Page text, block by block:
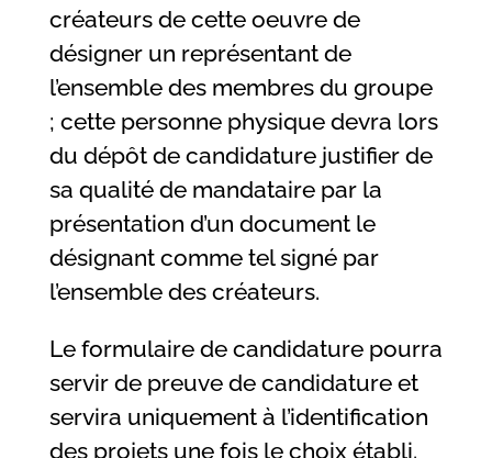
créateurs de cette oeuvre de
désigner un représentant de
l’ensemble des membres du groupe
; cette personne physique devra lors
du dépôt de candidature justifier de
sa qualité de mandataire par la
présentation d’un document le
désignant comme tel signé par
l’ensemble des créateurs.
Le formulaire de candidature pourra
servir de preuve de candidature et
servira uniquement à l’identification
des projets une fois le choix établi.